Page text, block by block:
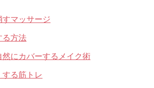
すマッサージ
る方法
然にカバーするメイク術
する筋トレ